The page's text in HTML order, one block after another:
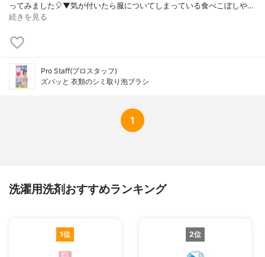
ってみました🎈⁡⁡⁡⁡⁡▼⁡気が付いたら服についてしまっている食べこぼしや…
続きを見る
Pro Staff(プロスタッフ)
ズバッと 衣類のシミ取り泡ブラシ
1
洗濯用洗剤おすすめランキング
1位 2位